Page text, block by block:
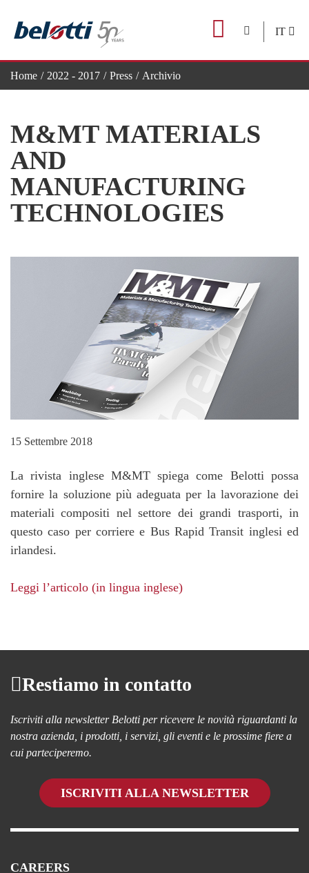
content
IT
Home 2022 - 2017 Press Archivio
M&MT MATERIALS
AND
MANUFACTURING
TECHNOLOGIES
15 Settembre 2018
La rivista inglese M&MT spiega come Belotti possa
fornire la soluzione più adeguata per la lavorazione dei
materiali compositi nel settore dei grandi trasporti, in
questo caso per corriere e Bus Rapid Transit inglesi ed
irlandesi.
Leggi l’articolo (in lingua inglese)
Restiamo in contatto
Iscriviti alla newsletter Belotti per ricevere le novità riguardanti la
nostra azienda, i prodotti, i servizi, gli eventi e le prossime fiere a
cui parteciperemo.
ISCRIVITI ALLA NEWSLETTER
CAREERS